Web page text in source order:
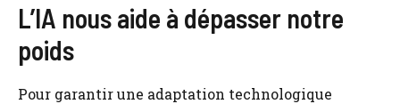
L’IA nous aide à dépasser notre
poids
Pour garantir une adaptation technologique